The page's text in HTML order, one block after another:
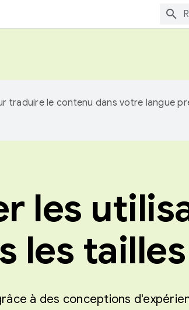
traduire le contenu dans votre langue
les
les
à des conceptions